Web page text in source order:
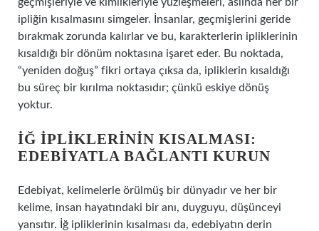
ipliğin kısalmasını simgeler. İnsanlar, geçmişlerini geride
bırakmak zorunda kalırlar ve bu, karakterlerin ipliklerinin
kısaldığı bir dönüm noktasına işaret eder. Bu noktada,
“yeniden doğuş” fikri ortaya çıksa da, ipliklerin kısaldığı
bu süreç bir kırılma noktasıdır; çünkü eskiye dönüş
yoktur.
İĞ İPLIKLERININ KISALMASI:
EDEBIYATLA BAĞLANTI KURUN
Edebiyat, kelimelerle örülmüş bir dünyadır ve her bir
kelime, insan hayatındaki bir anı, duyguyu, düşünceyi
yansıtır. İğ ipliklerinin kısalması da, edebiyatın derin